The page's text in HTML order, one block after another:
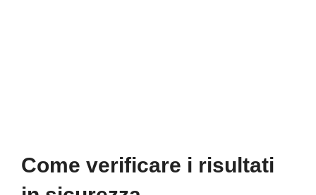
Come verificare i risultati